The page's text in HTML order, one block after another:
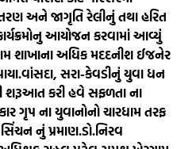
અને જાગૃતિ રેલીનું તથા હરિત
આયોજન કરવામાં આવ્યું
શાખાના અધિક મદદનીશ ઈજનેર
વાંસદા, સરા-કેવડીનું યુવા ધન
શરૂઆત કરી હવે સફળતા ના
ગૃપ ના યુવાનોનો ચારધામ તરફ
સિંચન નું પ્રમાણ.ડો.નિરવ